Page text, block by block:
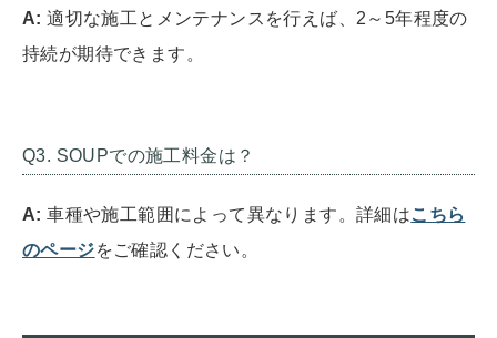
A: 適切な施工とメンテナンスを行えば、2～5年程度の
持続が期待できます。
Q3. SOUPでの施工料金は？
A: 車種や施工範囲によって異なります。詳細はこちら
のページをご確認ください。